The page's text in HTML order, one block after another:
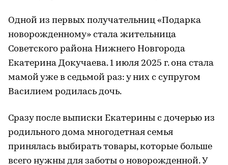
Одной из первых получательниц «Подарка
новорожденному» стала жительница
Советского района Нижнего Новгорода
Екатерина Докучаева. 1 июля 2025 г. она стала
мамой уже в седьмой раз: у них с супругом
Василием родилась дочь.
Сразу после выписки Екатерины с дочерью из
родильного дома многодетная семья
принялась выбирать товары, которые больше
всего нужны для заботы о новорожденной. У